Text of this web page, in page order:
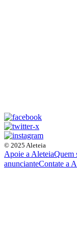
© 2025 Aleteia
Apoie a AleteiaQuem
anuncianteContate a